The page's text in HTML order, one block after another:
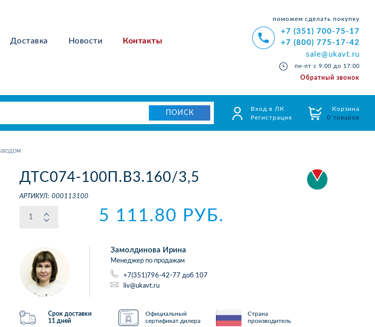
Доставка Новости Контакты
поможем сделать покупку
+7 (351) 700-75-17
+7 (800) 775-17-42
sale@ukavt.ru
пн-пт с 9:00 до 17:00
Обратный звонок
Вход в ЛК
Регистрация
Корзина
0 товаров
ДТС074-100П.В3.160/3,5
АРТИКУЛ: 000113100
5 111.80 РУБ.
Замолдинова Ирина
Менеджер по продажам
+7(351)796-42-77 доб 107
liv@ukavt.ru
Срок доставки
11 дней
Официальный
сертификат дилера
Страна
производитель